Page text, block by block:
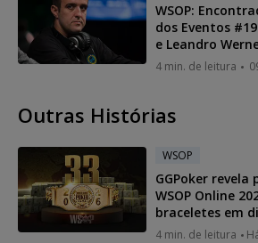
WSOP:
dos Eventos
e Leandro
4 min. de leitura
Outras Histórias
WSOP
GGPoker
WSOP Online
braceletes em
4 min. de leitura